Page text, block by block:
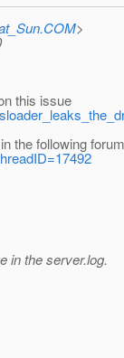
>
this issue
the following
in the server.log.